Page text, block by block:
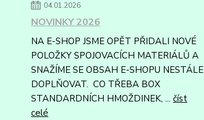
04.01.2026
NOVINKY 2026
NA E-SHOP JSME OPĚT PŘIDALI NOVÉ
POLOŽKY SPOJOVACÍCH MATERIÁLŮ A
SNAŽÍME SE OBSAH E-SHOPU NESTÁLE
DOPLŇOVAT. CO TŘEBA BOX
STANDARDNÍCH HMOŽDINEK, ... číst
celé